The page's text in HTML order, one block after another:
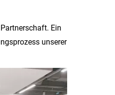
Ein
unserer